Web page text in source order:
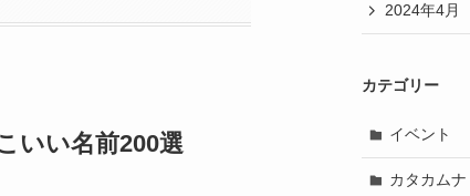
いい名前200選
2024年4月
カテゴリー
イベント
カタカムナ